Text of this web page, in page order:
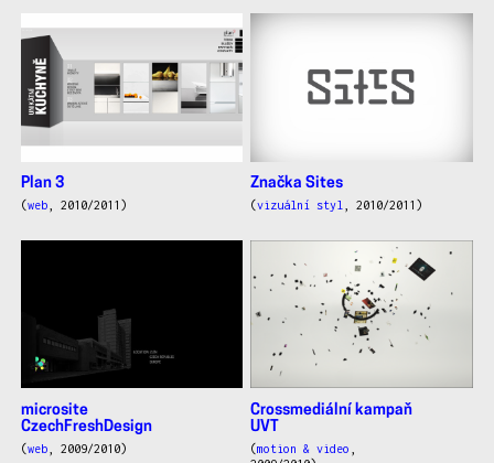
Plan 3
(web, 2010/2011)
Značka Sites
(vizuální styl , 2010/2011)
microsite
CzechFreshDesign
(web, 2009/2010)
Crossmediální kampaň
UVT
(motion & video